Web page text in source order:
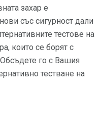
захар е
със сигурност дали
тестове на
които се борят с
го с Вашия
тестване на